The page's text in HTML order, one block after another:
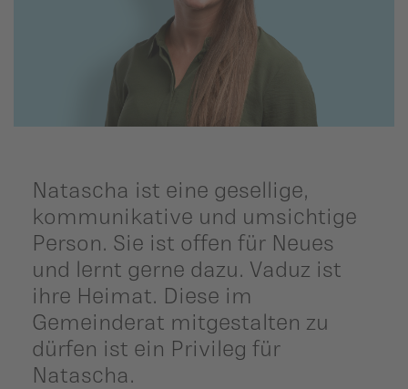
Parteisekretariat
Natascha ist eine gesellige,
kommunikative und umsichtige
Person. Sie ist offen für Neues
und lernt gerne dazu. Vaduz ist
ihre Heimat. Diese im
Gemeinderat mitgestalten zu
dürfen ist ein Privileg für
Natascha.